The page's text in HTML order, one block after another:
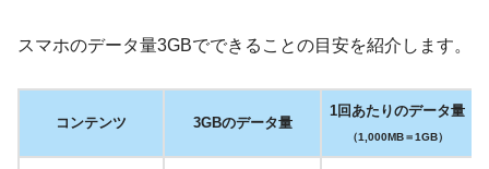
スマホのデータ量3GBでできることの目安を紹介します。
コンテンツ 3GBのデータ量
1回あたりのデータ量
（1,000MB＝1GB）